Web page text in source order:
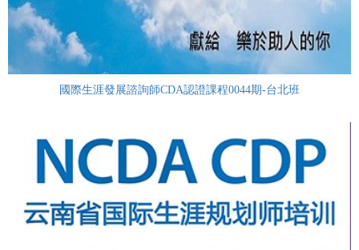
國際生涯發展諮詢師CDA認證課程0044期-台北班